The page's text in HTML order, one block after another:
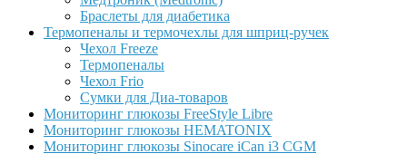
Браслеты для диабетика
Термопеналы и термочехлы для шприц-ручек
Чехол Freeze
Термопеналы
Чехол Frio
Сумки для Диа-товаров
Мониторинг глюкозы FreeStyle Libre
Мониторинг глюкозы HEMATONIX
Мониторинг глюкозы Sinocare iCan i3 CGM